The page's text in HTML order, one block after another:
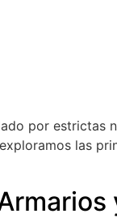
por estrictas
las